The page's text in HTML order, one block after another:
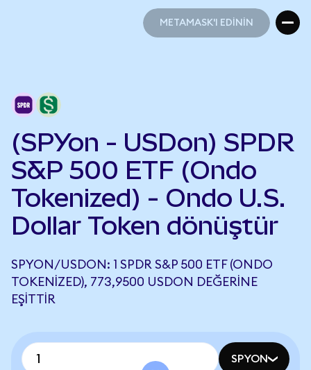
METAMASK'I EDİNİN
(SPYon - USDon) SPDR
S&P 500 ETF (Ondo
Tokenized) - Ondo U.S.
Dollar Token dönüştür
SPYON/USDON: 1 SPDR S&P 500 ETF (ONDO
TOKENIZED), 773,9500 USDON DEĞERINE
EŞITTIR
SPYON